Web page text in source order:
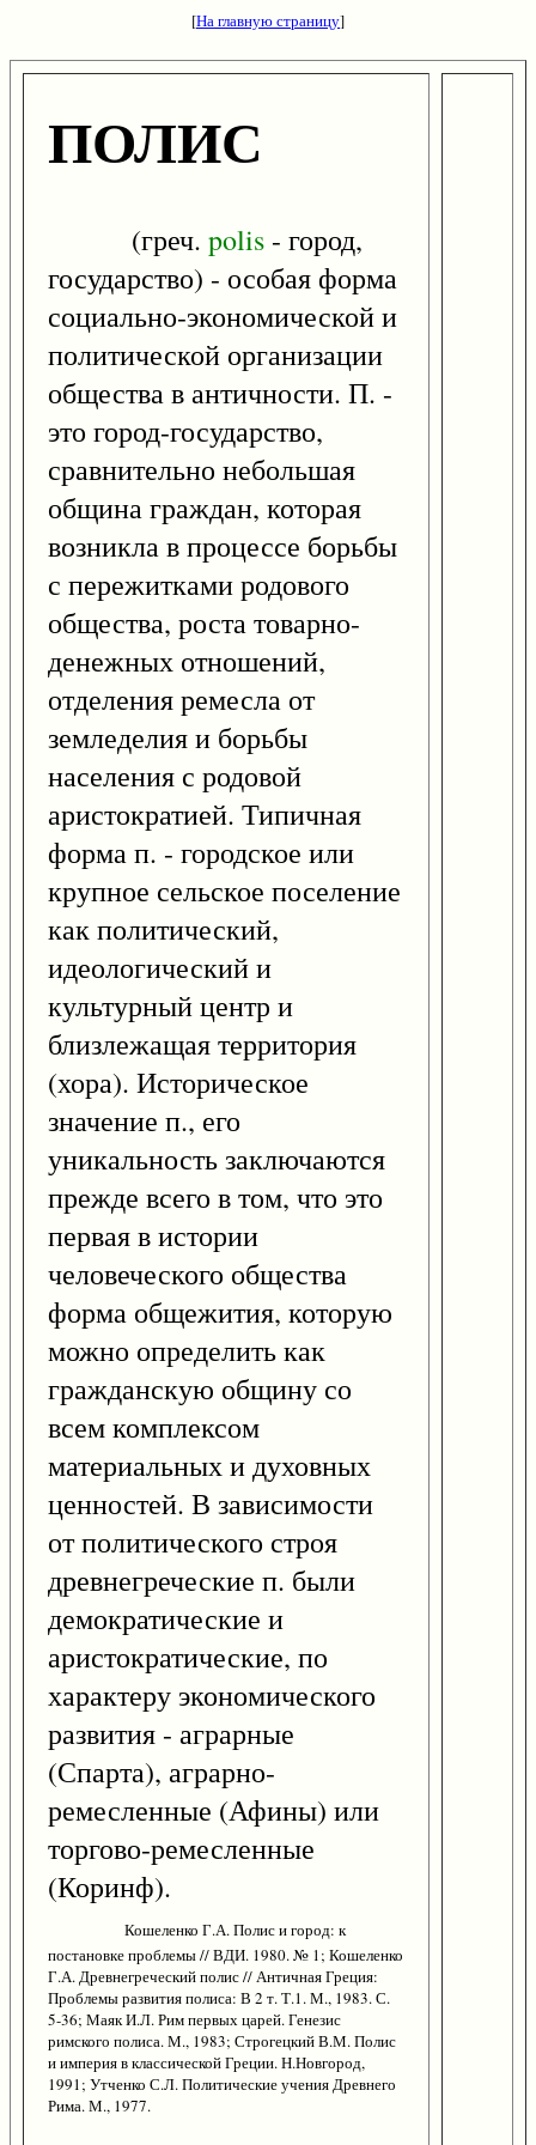
[На главную страницу]
ПОЛИС
(греч. polis - город,
государство) - особая форма
социально-экономической и
политической организации
общества в античности. П. -
это город-государство,
сравнительно небольшая
община граждан, которая
возникла в процессе борьбы
с пережитками родового
общества, роста товарно-
денежных отношений,
отделения ремесла от
земледелия и борьбы
населения с родовой
аристократией. Типичная
форма п. - городское или
крупное сельское поселение
как политический,
идеологический и
культурный центр и
близлежащая территория
(хора). Историческое
значение п., его
уникальность заключаются
прежде всего в том, что это
первая в истории
человеческого общества
форма общежития, которую
можно определить как
гражданскую общину со
всем комплексом
материальных и духовных
ценностей. В зависимости
от политического строя
древнегреческие п. были
демократические и
аристократические, по
характеру экономического
развития - аграрные
(Спарта), аграрно-
ремесленные (Афины) или
торгово-ремесленные
(Коринф).
Кошеленко Г.А. Полис и город: к
постановке проблемы // ВДИ. 1980. № 1; Кошеленко
Г.А. Древнегреческий полис // Античная Греция:
Проблемы развития полиса: В 2 т. Т.1. М., 1983. С.
5-36; Маяк И.Л. Рим первых царей. Генезис
римского полиса. М., 1983; Строгецкий В.М. Полис
и империя в классической Греции. Н.Новгород,
1991; Утченко С.Л. Политические учения Древнего
Рима. М., 1977.